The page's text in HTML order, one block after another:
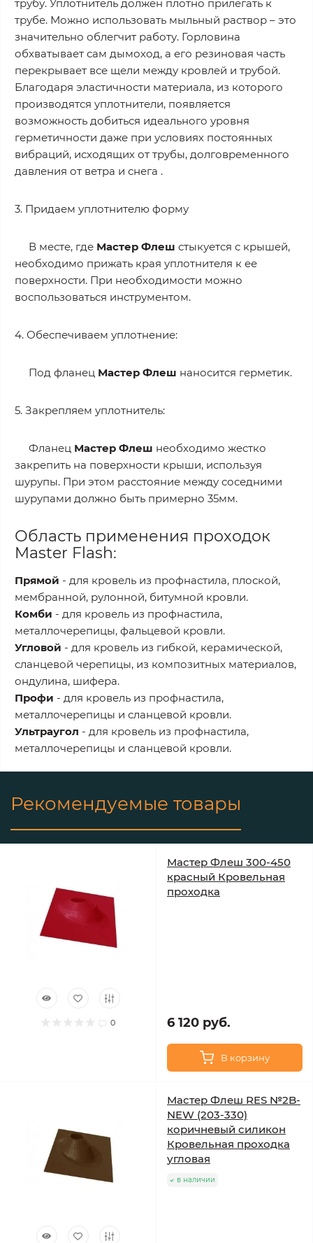
трубу. Уплотнитель должен плотно прилегать к
трубе. Можно использовать мыльный раствор – это
значительно облегчит работу. Горловина
обхватывает сам дымоход, а его резиновая часть
перекрывает все щели между кровлей и трубой.
Благодаря эластичности материала, из которого
производятся уплотнители, появляется
возможность добиться идеального уровня
герметичности даже при условиях постоянных
вибраций, исходящих от трубы, долговременного
давления от ветра и снега .
3. Придаем уплотнителю форму
В месте, где Мастер Флеш стыкуется с крышей,
необходимо прижать края уплотнителя к ее
поверхности. При необходимости можно
воспользоваться инструментом.
4. Обеспечиваем уплотнение:
Под фланец Мастер Флеш наносится герметик.
5. Закрепляем уплотнитель:
Фланец Мастер Флеш необходимо жестко
закрепить на поверхности крыши, используя
шурупы. При этом расстояние между соседними
шурупами должно быть примерно 35мм.
Область применения проходок
Master Flash:
Прямой - для кровель из профнастила, плоской,
мембранной, рулонной, битумной кровли.
Комби - для кровель из профнастила,
металлочерепицы, фальцевой кровли.
Угловой - для кровель из гибкой, керамической,
сланцевой черепицы, из композитных материалов,
ондулина, шифера.
Профи - для кровель из профнастила,
металлочерепицы и сланцевой кровли.
Ультраугол - для кровель из профнастила,
металлочерепицы и сланцевой кровли.
Рекомендуемые товары
0
Мастер Флеш 300-450
красный Кровельная
проходка
6 120 руб.
В корзину
Мастер Флеш RES №2B-
NEW (203-330)
коричневый силикон
Кровельная проходка
угловая
в наличии